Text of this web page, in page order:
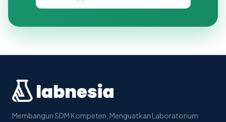
Membangun SDM Kompeten, Menguatkan Laboratorium